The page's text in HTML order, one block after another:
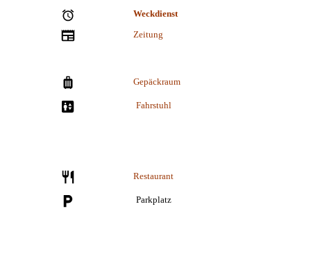
Weckdienst
Zeitung
Gepäckraum
Fahrstuhl
Restaurant
Parkplatz